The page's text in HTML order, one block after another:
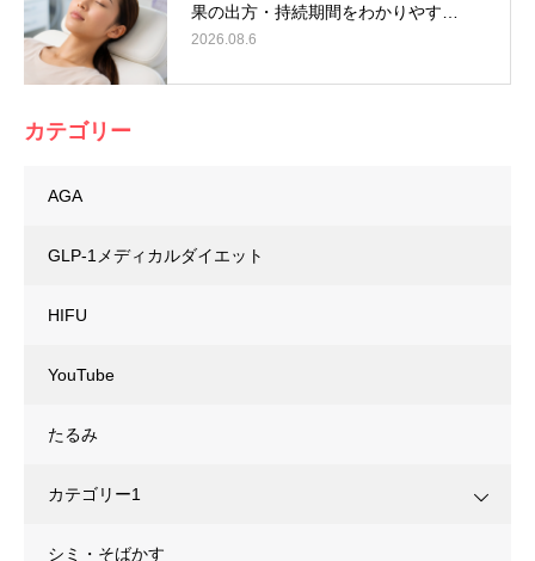
果の出方・持続期間をわかりやす…
2026.08.6
カテゴリー
AGA
GLP-1メディカルダイエット
HIFU
YouTube
たるみ
カテゴリー1
シミ・そばかす